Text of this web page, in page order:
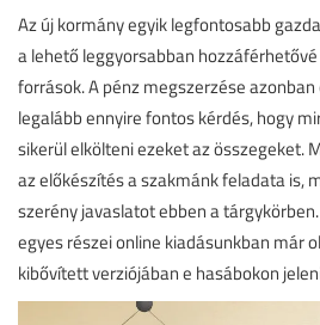
Az új kormány egyik legfontosabb
a lehető leggyorsabban
források. A pénz megszerzése azonban
legalább ennyire fontos kérdés, hogy
sikerül elkölteni ezeket az összegeket.
az előkészítés a szakmánk feladata is,
szerény javaslatot ebben a
egyes részei online kiadásunkban már
kibővített verziójában e hasábokon